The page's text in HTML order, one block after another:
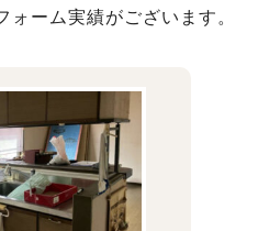
ォーム実績がございます。